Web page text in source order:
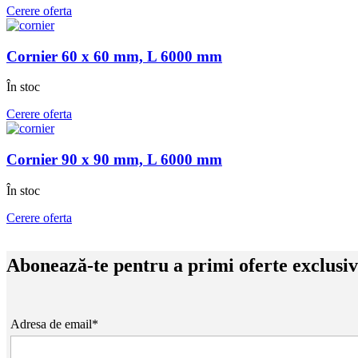
Cerere oferta
Cornier 60 x 60 mm, L 6000 mm
În stoc
Cerere oferta
Cornier 90 x 90 mm, L 6000 mm
În stoc
Cerere oferta
Abonează-te pentru a primi oferte
Adresa de email*